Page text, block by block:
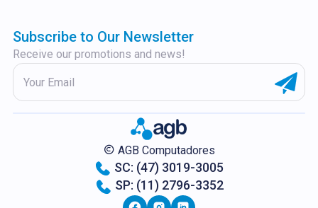
Subscribe to Our Newsletter
Receive our promotions and news!
AGB Computadores
SC: (47) 3019-3005
SP: (11) 2796-3352